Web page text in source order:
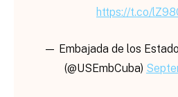
https://t.co/
— Embajada de los
(@USEmbCuba)